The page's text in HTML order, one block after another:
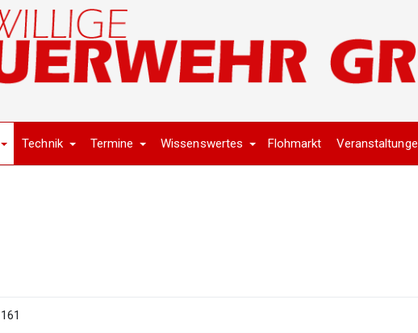
Technik Termine Wissenswertes Flohmarkt
161